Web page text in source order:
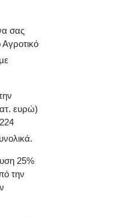
σας
ευρώ)
25%
την